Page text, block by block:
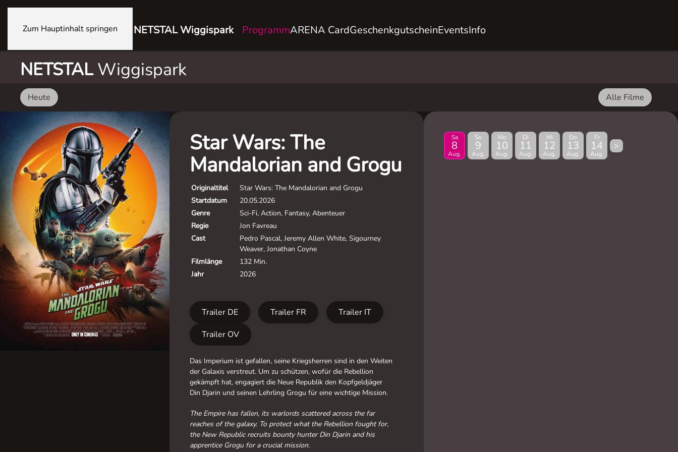
Zum Hauptinhalt springen NETSTAL Wiggispark ProgrammARENA CardGeschenkgutscheinEventsInfo
NETSTALWiggispark
Heute Alle Filme
Star Wars: The
Mandalorian and Grogu
Originaltitel
Star Wars: The Mandalorian and Grogu
Startdatum
20.05.2026
Genre
Sci-Fi, Action, Fantasy, Abenteuer
Regie
Jon Favreau
Cast
Pedro Pascal, Jeremy Allen White, Sigourney
Weaver, Jonathan Coyne
Filmlänge
132 Min.
Jahr
2026
Trailer DE Trailer FR
Trailer IT
Trailer OV
Das Imperium ist gefallen, seine Kriegsherren sind in den Weiten
der Galaxis verstreut. Um zu schützen, wofür die Rebellion
gekämpft hat, engagiert die Neue Republik den Kopfgeldjäger
Din Djarin und seinen Lehrling Grogu für eine wichtige Mission.
The Empire has fallen, its warlords scattered across the far
reaches of the galaxy. To protect what the Rebellion fought for,
the New Republic recruits bounty hunter Din Djarin and his
apprentice Grogu for a crucial mission.
Sa
8
Aug.
So
9
Aug.
Mo
10
Aug.
Di
11
Aug.
Mi
12
Aug.
Do
13
Aug.
Fr
14
Aug.
>